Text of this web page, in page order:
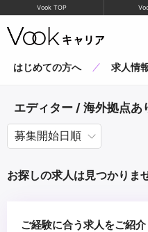
Vook TOP
はじめての方へ 求人情
エディター / 海外拠点
お探しの求人は見つかりま
ご経験に合う求人をご紹介